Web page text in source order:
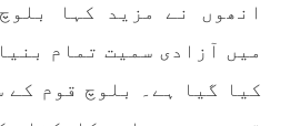
شہید نجمہ بلوچ کو
ادارے کردار ادا کریں
پاکستان کی پنجابی ریاست
انھوں نے مزید کہا
میں آزادی سمیت تمام
کیا گیا ہے۔ بلوچ قوم کے